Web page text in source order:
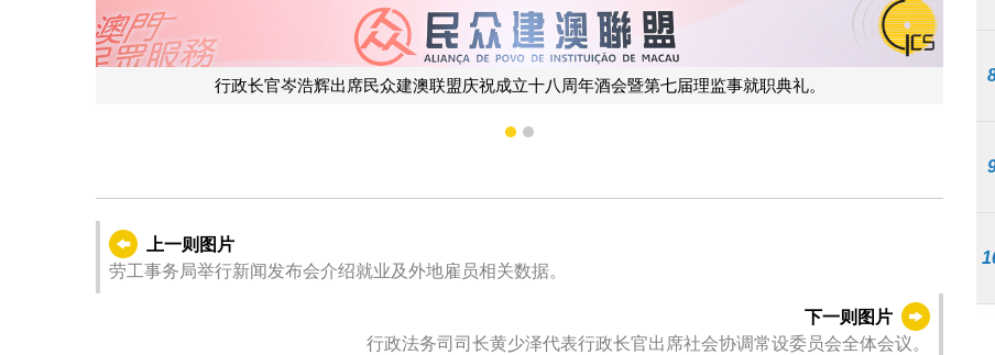
盟庆祝成立十八周年酒会暨第七届理监事就职典礼。
行政长官岑浩辉在民众建澳联盟庆祝成立十八周年
1
2
上一则图片
劳工事务局举行新闻发布会介绍就业及外地雇员相关数据。
下一则图片
行政法务司司长黄少泽代表行政长官出席社会协调常设委员会全体会议。